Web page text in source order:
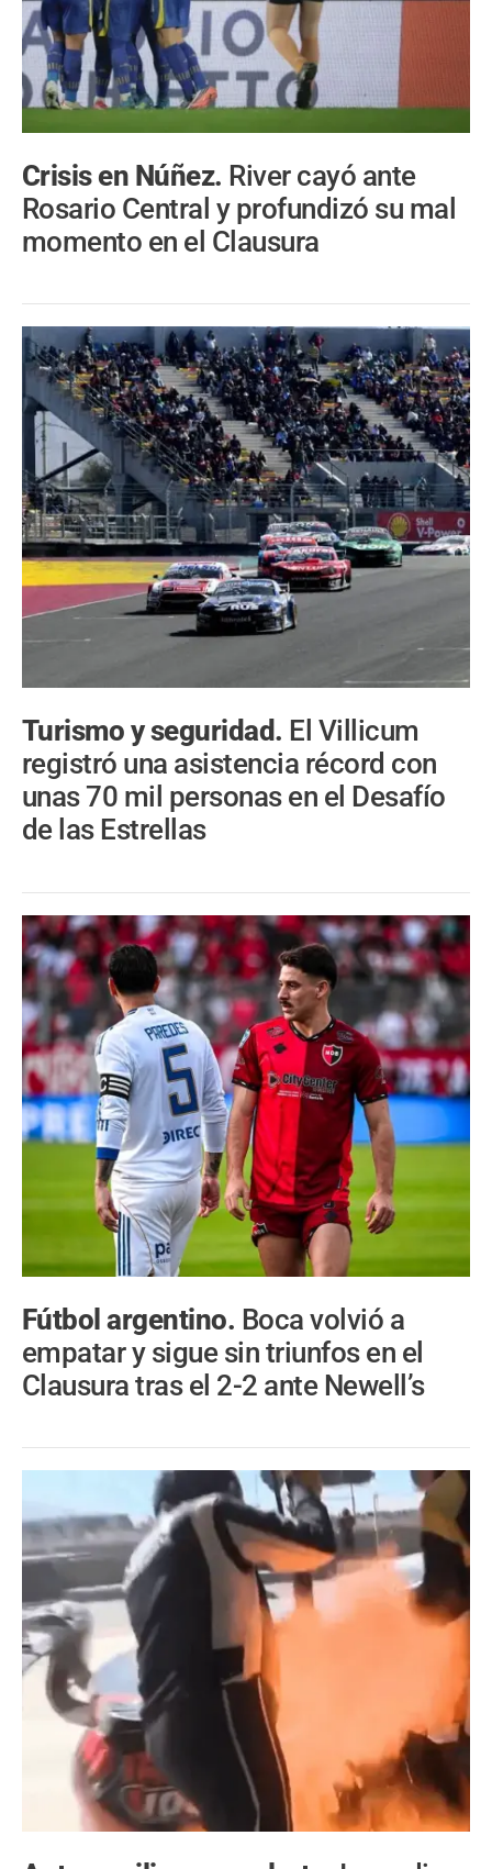
Crisis en Núñez. River cayó ante
Rosario Central y profundizó su mal
momento en el Clausura
Turismo y seguridad. El Villicum
registró una asistencia récord con
unas 70 mil personas en el Desafío
de las Estrellas
Fútbol argentino. Boca volvió a
empatar y sigue sin triunfos en el
Clausura tras el 2-2 ante Newell’s